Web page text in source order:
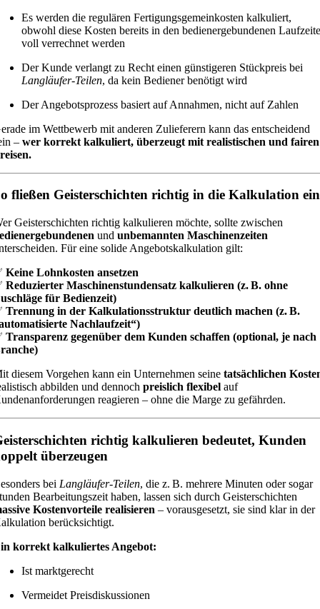
Es werden die regulären Fertigungsgemeinkosten kalkuliert,
obwohl diese Kosten bereits in den bedienergebundenen
voll verrechnet werden
Der Kunde verlangt zu Recht einen günstigeren Stückpreis bei
Langläufer-Teilen, da kein Bediener benötigt wird
Der Angebotsprozess basiert auf Annahmen, nicht auf Zahlen
im Wettbewerb mit anderen Zulieferern kann das entscheidend
–wer korrekt kalkuliert, überzeugt mit realistischen und fairen
fließen Geisterschichten richtig in die Kalkulation ein
Geisterschichten richtig kalkulieren möchte, sollte zwischen
undunbemannten Maschinenzeiten
Für eine solide Angebotskalkulation gilt:
Keine Lohnkosten ansetzen
Reduzierter Maschinenstundensatz kalkulieren (z. B. ohne
für Bedienzeit)
Trennung in der Kalkulationsstruktur deutlich machen (z. B.
Nachlaufzeit“)
Transparenz gegenüber dem Kunden schaffen (optional, je nach
diesem Vorgehen kann ein Unternehmen seinetatsächlichen
abbilden und dennochpreislich flexibel auf
reagieren – ohne die Marge zu gefährden.
richtig kalkulieren bedeutet, Kunden
überzeugen
bei Langläufer-Teilen, die z. B. mehrere Minuten oder sogar
Bearbeitungszeit haben, lassen sich durch Geisterschichten
Kostenvorteile realisieren – vorausgesetzt, sie sind klar in der
berücksichtigt.
korrekt kalkuliertes Angebot:
Ist marktgerecht
Vermeidet Preisdiskussionen